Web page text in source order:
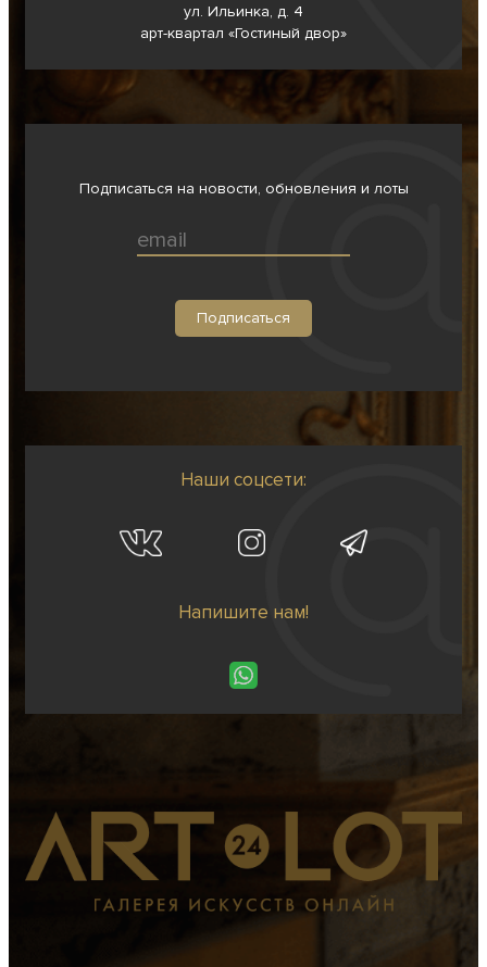
ул. Ильинка, д. 4
арт-квартал «Гостиный двор»
Подписаться на новости, обновления и лоты
Наши соцсети:
Напишите нам!